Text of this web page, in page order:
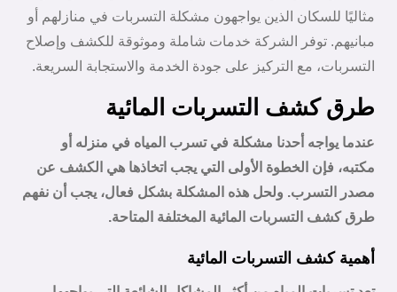
مثاليًا للسكان الذين يواجهون مشكلة التسربات في منازلهم أو
مبانيهم. توفر الشركة خدمات شاملة وموثوقة للكشف وإصلاح
التسربات، مع التركيز على جودة الخدمة والاستجابة السريعة.
طرق كشف التسربات المائية
عندما يواجه أحدنا مشكلة في تسرب المياه في منزله أو
مكتبه، فإن الخطوة الأولى التي يجب اتخاذها هي الكشف عن
مصدر التسرب. ولحل هذه المشكلة بشكل فعال، يجب أن نفهم
طرق كشف التسربات المائية المختلفة المتاحة.
أهمية كشف التسربات المائية